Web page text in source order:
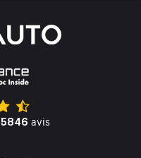
5846 avis